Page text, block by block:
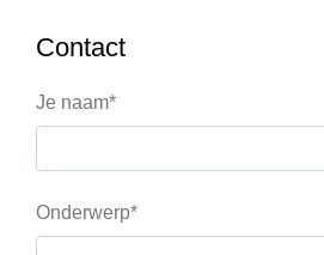
Contact
Je naam*
Onderwerp*